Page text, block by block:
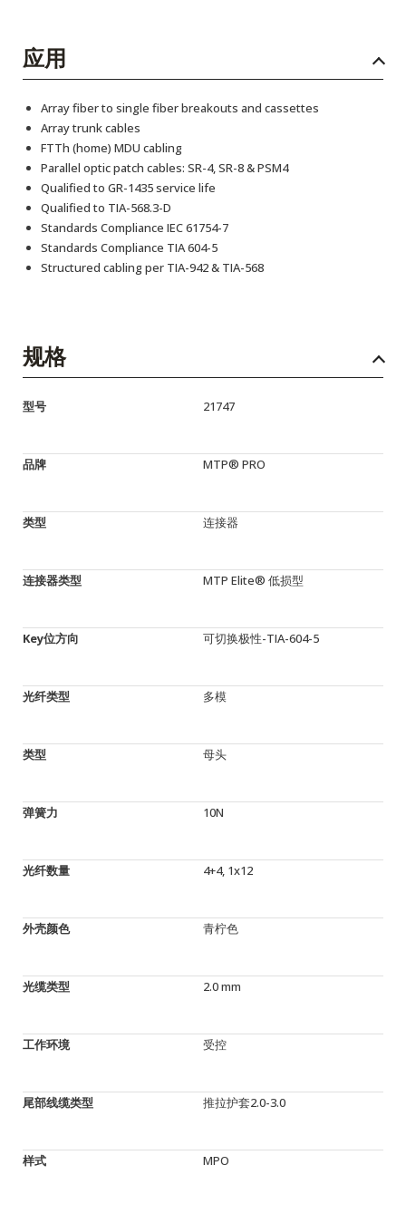
应用
Array fiber to single fiber breakouts and cassettes
Array trunk cables
FTTh (home) MDU cabling
Parallel optic patch cables: SR-4, SR-8 & PSM4
Qualified to GR-1435 service life
Qualified to TIA-568.3-D
Standards Compliance IEC 61754-7
Standards Compliance TIA 604-5
Structured cabling per TIA-942 & TIA-568
规格
型号 21747
品牌 MTP® PRO
类型 连接器
连接器类型 MTP Elite® 低损型
Key位方向 可切换极性-TIA-604-5
光纤类型 多模
类型 母头
弹簧力 10N
光纤数量 4+4, 1x12
外壳颜色 青柠色
光缆类型 2.0 mm
工作环境 受控
尾部线缆类型 推拉护套2.0-3.0
样式 MPO